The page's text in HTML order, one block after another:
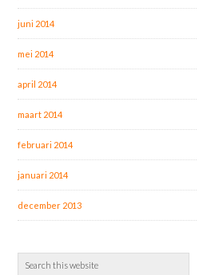
juni 2014
mei 2014
april 2014
maart 2014
februari 2014
januari 2014
december 2013